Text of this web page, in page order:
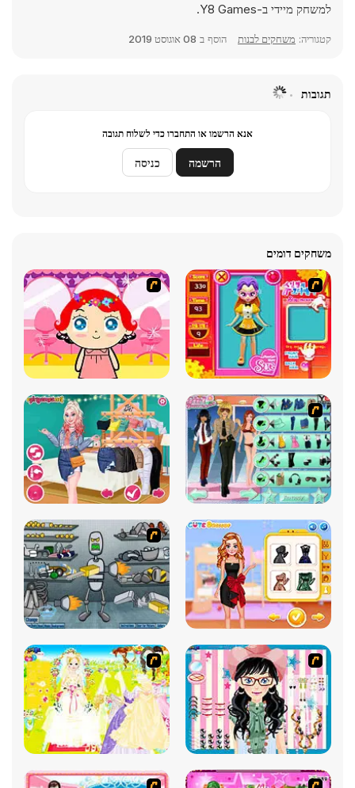
למשחק מיידי ב-Y8 Games.
קטגוריה: משחקים לבנות הוסף ב 08 אוגוסט 2019
תגובות
אנא הרשמו או התחברו כדי לשלוח תגובה
הרשמה כניסה
משחקים דומים